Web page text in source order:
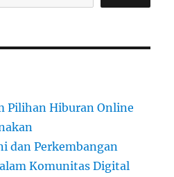
Pilihan Hiburan Online
dan Perkembangan
Komunitas Digital